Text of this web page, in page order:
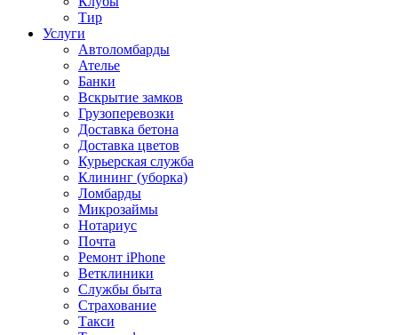
Тир
Услуги
Автоломбарды
Ателье
Банки
Вскрытие замков
Грузоперевозки
Доставка бетона
Доставка цветов
Курьерская служба
Клининг (уборка)
Ломбарды
Микрозаймы
Нотариус
Почта
Ремонт iPhone
Ветклиники
Службы быта
Страхование
Такси